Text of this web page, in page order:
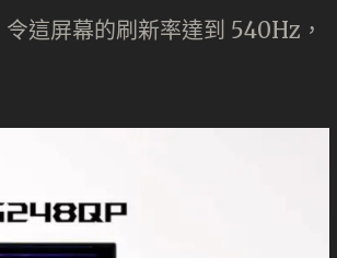
這屏幕的刷新率達到 540Hz，